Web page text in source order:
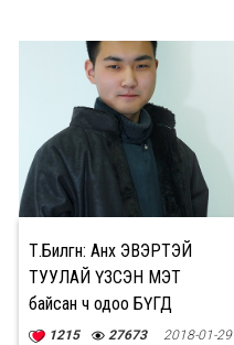
Т.Билгүүн: Анх ЭВЭРТЭЙ
ТУУЛАЙ ҮЗСЭН МЭТ
байсан ч одоо БҮГД
МЭДДЭГ БОЛЖ САЙШААЖ
1215 27673 2018-01-29